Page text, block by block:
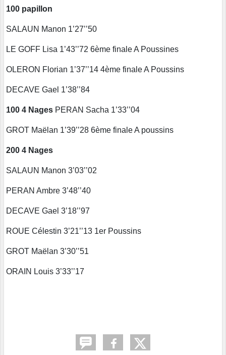
100 papillon
SALAUN Manon 1’27’’50
LE GOFF Lisa 1’43’’72 6ème finale A Poussines
OLERON Florian 1’37’’14 4ème finale A Poussins
DECAVE Gael 1’38’’84
100 4 Nages PERAN Sacha 1’33’’04
GROT Maëlan 1’39’’28 6ème finale A poussins
200 4 Nages
SALAUN Manon 3’03’’02
PERAN Ambre 3’48’’40
DECAVE Gael 3’18’’97
ROUE Célestin 3’21’’13 1er Poussins
GROT Maëlan 3’30’’51
ORAIN Louis 3’33’’17